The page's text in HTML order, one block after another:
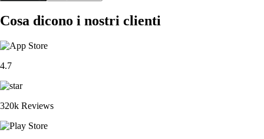
Cosa dicono i nostri clienti
4.7
320k Reviews